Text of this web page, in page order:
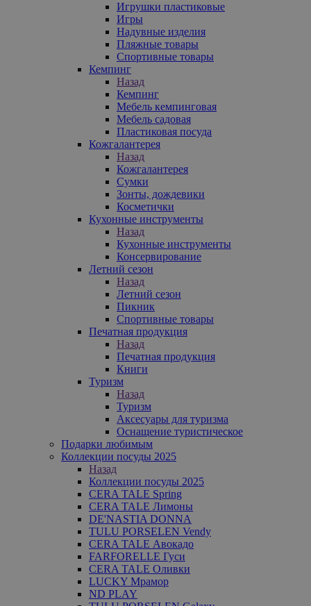
Игрушки пластиковые
Игры
Надувные изделия
Пляжные товары
Спортивные товары
Кемпинг
Назад
Кемпинг
Мебель кемпинговая
Мебель садовая
Пластиковая посуда
Кожгалантерея
Назад
Кожгалантерея
Сумки
Зонты, дождевики
Косметички
Кухонные инструменты
Назад
Кухонные инструменты
Консервирование
Летний сезон
Назад
Летний сезон
Пикник
Спортивные товары
Печатная продукция
Назад
Печатная продукция
Книги
Туризм
Назад
Туризм
Аксесуары для туризма
Оснащение туристическое
Подарки любимым
Коллекции посуды 2025
Назад
Коллекции посуды 2025
CERA TALE Spring
CERA TALE Лимоны
DE'NASTIA DONNA
TULU PORSELEN Vendy
CERA TALE Авокадо
FARFORELLE Гуси
CERA TALE Оливки
LUCKY Мрамор
ND PLAY